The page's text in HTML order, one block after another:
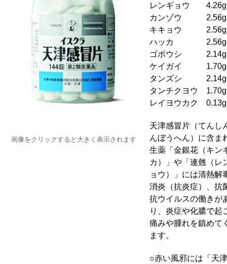
画像をクリックすると大きく表示されます
レンギョウ 4.26g
カンゾウ
キキョウ 2.56g
ハッカ
ゴボウシ 2.14g
ケイガイ
タンズシ 2.14g
タンチクヨウ
レイヨウカク 0.13g
天津感冒片（てんし
んぼうへん）に含ま
生薬「金銀花（キン
カ）」や「連翹（レ
ョウ）」には清熱解
消炎（抗炎症）、抗
抗ウイルスの働きが
り、炎症や化膿で起
痛みや腫れを鎮めて
ます。
○赤い風邪には「天